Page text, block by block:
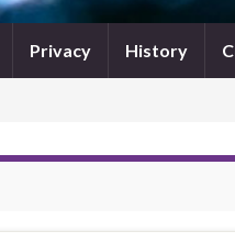
Privacy History